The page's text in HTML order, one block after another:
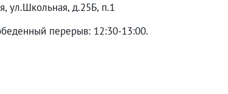
ул.Школьная, д.25Б, п.1
перерыв: 12:30-13:00.